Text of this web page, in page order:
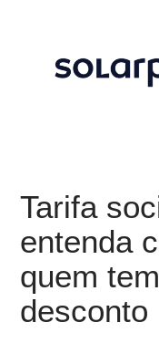
Tarifa
entenda
quem
desconto